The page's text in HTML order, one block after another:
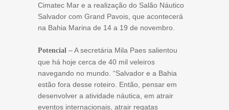
Cimatec Mar e a realização do Salão Náutico
Salvador com Grand Pavois, que acontecerá
na Bahia Marina de 14 a 19 de novembro.
Potencial – A secretária Mila Paes salientou
que há hoje cerca de 40 mil veleiros
navegando no mundo. “Salvador e a Bahia
estão fora desse roteiro. Então, pensar em
desenvolver a atividade náutica, em atrair
eventos internacionais, atrair regatas